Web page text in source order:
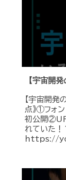
【宇宙開
【宇宙開発
点》①フォ
初公開
れていた！
https://